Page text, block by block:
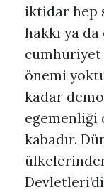
iktidar hep
hakkı ya
önemi
kadar
egemenliği
kabadır.